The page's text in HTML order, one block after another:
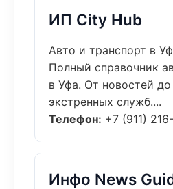
ИП City Hub
Авто и транспорт в
Полный справочник
в Уфа. От новостей
экстренных служб....
Телефон: +7 (911)
Инфо News